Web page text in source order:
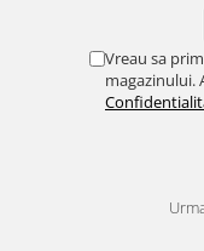
Vreau sa
magazinului.